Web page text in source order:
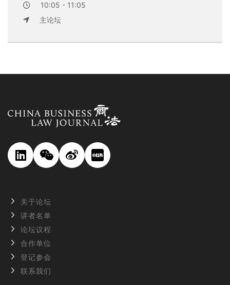
10:05 - 11:05
主论坛
关于论坛
讲者名单
论坛议程
合作单位
登记参会
联系我们